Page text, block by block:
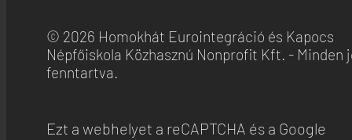
© 2026 Homokhát Eurointegráció és Kapocs
Népfőiskola Közhasznú Nonprofit Kft. - Minden
fenntartva.
Ezt a webhelyet a reCAPTCHA és a Google